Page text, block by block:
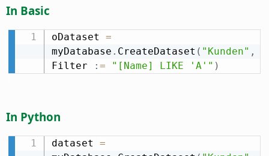
In Basic
oDataset =
myDatabase . CreateDataset ( "Kunden" ,
Filter
: = "[Name] LIKE 'A'" )
In Python
dataset =